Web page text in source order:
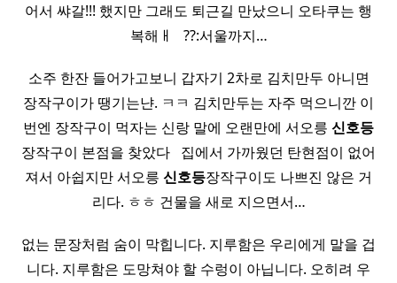
어서 쌰갈!!! 했지만 그래도 퇴근길 만났으니 오타쿠는 행
복해ㅐ ​ ​ ??:서울까지…
소주 한잔 들어가고보니 갑자기 2차로 김치만두 아니면
장작구이가 땡기는냔. ㅋㅋ 김치만두는 자주 먹으니깐 이
번엔 장작구이 먹자는 신랑 말에 오랜만에 서오릉 신호등
장작구이 본점을 찾았다 ​ ​ 집에서 가까웠던 탄현점이 없어
져서 아쉽지만 서오릉 신호등장작구이도 나쁘진 않은 거
리다. ㅎㅎ 건물을 새로 지으면서…
없는 문장처럼 숨이 막힙니다. 지루함은 우리에게 말을 겁
니다. 지루함은 도망쳐야 할 수렁이 아닙니다. 오히려 우